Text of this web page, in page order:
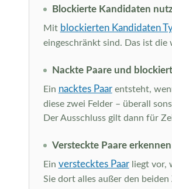
Blockierte Kandidaten
Mit blockierten Kandidaten
eingeschränkt sind. Das ist
Nackte Paare und
Ein nacktes Paarentsteht,
diese zwei Felder – überall
Der Ausschluss gilt dann für
Versteckte Paare erkennen
Ein verstecktes Paarliegt vor,
Sie dort alles außer den